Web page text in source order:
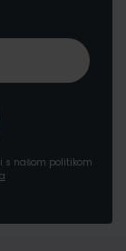
s našom politikom